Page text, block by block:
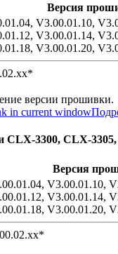
Версия
V3.00.01.10,
V3.00.01.14,
V3.00.01.20,
версии прошивки.
CLX-3300, CLX-
Версия
V3.00.01.10,
V3.00.01.14,
V3.00.01.20,